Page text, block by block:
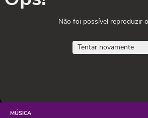
Não foi possível reproduzir
Tentar novamente
MÚSICA